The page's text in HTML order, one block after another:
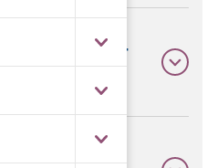
(C-
(U-